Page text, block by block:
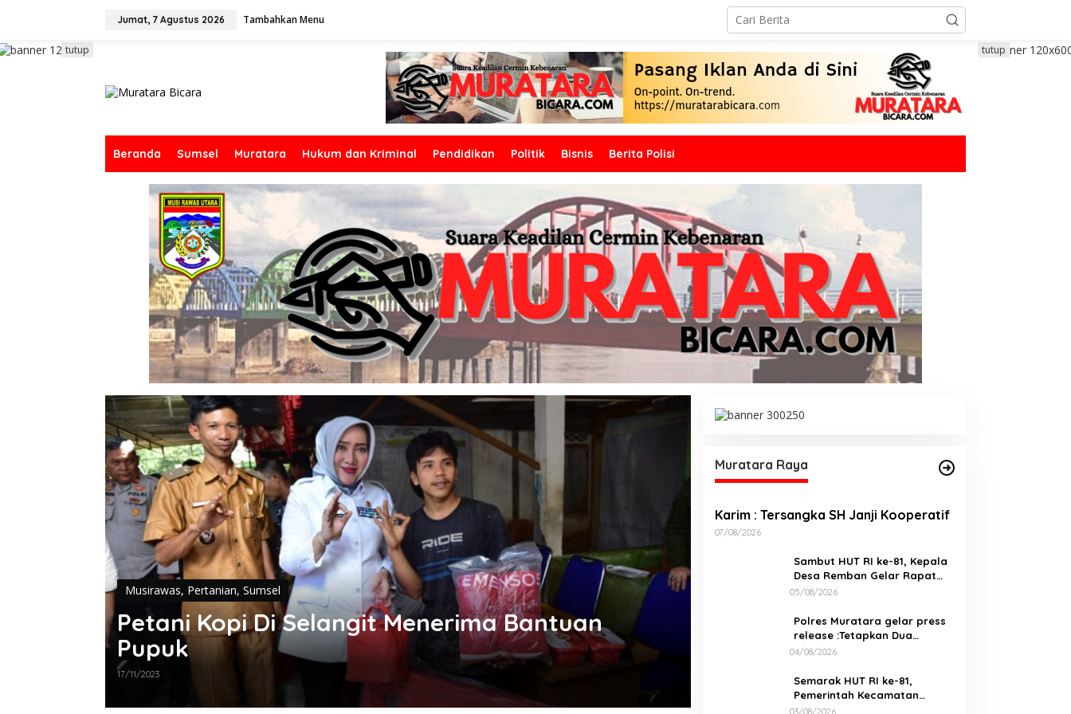
a
Jumat, 7 Agustus 2026 Tambahkan Menu
Beranda Sumsel Muratara Hukum dan Kriminal Pendidikan Politik Bisnis Berita Polisi
tutup tutup
Musirawas, Pertanian, Sumsel
Petani Kopi Di Selangit Menerima Bantuan
Pupuk
17/11/2023
Karim : Tersangka SH Janji
Kooperatif
Muratara Raya
Karim : Tersangka SH Janji Kooperatif
07/08/2026
Sambut HUT RI ke-81, Kepala
Desa Remban Gelar Rapat
Persiapan Bersama Panitia
05/08/2026
Polres Muratara gelar press
release :Tetapkan Dua
Direktur Jadi Tersangka
ALS dan Tangki BBM Tewaskan
19 Orang
04/08/2026
Semarak HUT RI ke-81,
Pemerintah Kecamatan
Rawas Ulu Gelar Berbagai